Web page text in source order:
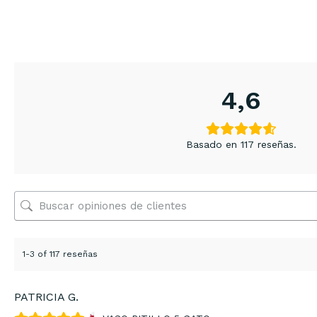
4,6
Basado en 117 reseñas.
1-3 of 117 reseñas
PATRICIA G.